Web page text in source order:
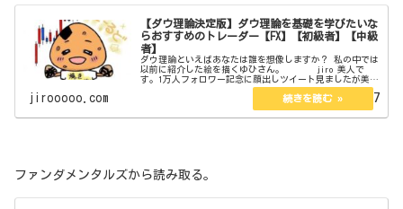
【ダウ理論決定版】ダウ理論を基礎を学びたいな
らおすすめのトレーダー【FX】【初級者】【中級
者】
ダウ理論といえばあなたは誰を想像しますか？ 私の中では
以前に紹介した絵を描くゆひさん。 jiro 美人で
す。1万人フォロワー記念に顔出しツイート見ましたが美人
でした。もう4万人が見えてますね。それだけじゃなく実力
jirooooo.com 2023.02.07
ファンダメンタルズから読み取る。